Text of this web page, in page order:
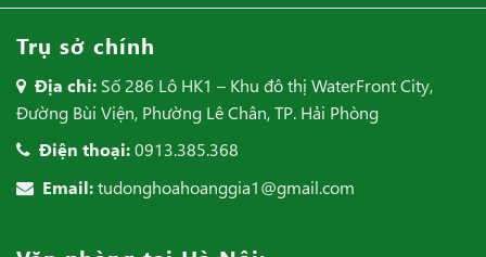
Trụ sở chính
Địa chỉ: Số 286 Lô HK1 – Khu đô thị WaterFront City,
Đường Bùi Viện, Phường Lê Chân, TP. Hải Phòng
Điện thoại:0913.385.368
Email:tudonghoahoanggia1@gmail.com